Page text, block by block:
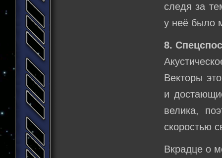
следя за
у неё было
8.
Векторы
и
велика,
скоростью
Вкрадце о